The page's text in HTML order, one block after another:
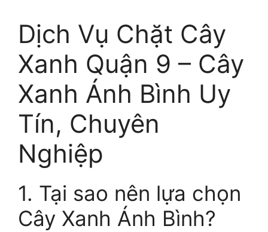
Dịch Vụ Chặt Cây
Xanh Quận 9 – Cây
Xanh Ánh Bình Uy
Tín, Chuyên
Nghiệp
1. Tại sao nên lựa chọn
Cây Xanh Ánh Bình?